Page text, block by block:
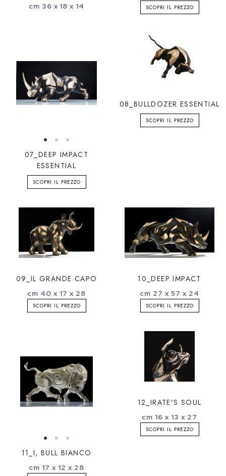
cm 36 x 18 x 14 SCOPRI IL PREZZO
07_DEEP IMPACT
ESSENTIAL
SCOPRI IL PREZZO
08_BULLDOZER ESSENTIAL
SCOPRI IL PREZZO
09_IL GRANDE CAPO
cm 40 x 17 x 28
SCOPRI IL PREZZO
10_DEEP IMPACT
cm 27 x 57 x 24
SCOPRI IL PREZZO
11_I, BULL BIANCO
cm 17 x 12 x 28
12_IRATE'S SOUL
cm 16 x 13 x 27
SCOPRI IL PREZZO